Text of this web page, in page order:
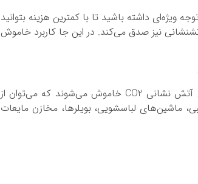
ویژه‌ای داشته باشید تا با کمترین هزینه بتوانید
نیز صدق می‌کند. در این‌ جا کاربرد خاموش
انواع آتش سوزی های مایعات قابل اشتعال توسط کپسول آتش نشانی CO2 خاموش می‌شوند که می‌توان از
ماشین‌های لباسشویی، بویلرها، مخازن مایعات